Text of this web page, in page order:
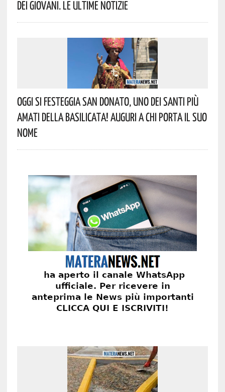
Dei Giovani. Le Ultime Notizie
Oggi Si Festeggia San Donato, Uno Dei Santi Più
Amati Della Basilicata! Auguri A Chi Porta Il Suo
Nome